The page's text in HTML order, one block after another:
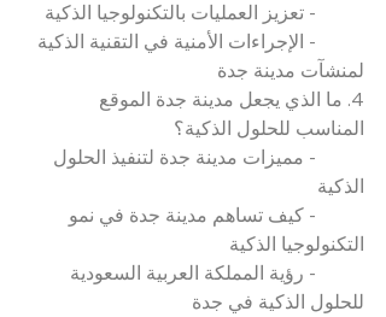
	- الإجراءات الأمنية في التقنية الذكية
لمنشآت مدينة جدة
4. ما الذي يجعل مدينة جدة الموقع
المناسب للحلول الذكية؟
	- مميزات مدينة جدة لتنفيذ الحلول
الذكية
	- كيف تساهم مدينة جدة في نمو
التكنولوجيا الذكية
	- رؤية المملكة العربية السعودية
للحلول الذكية في جدة